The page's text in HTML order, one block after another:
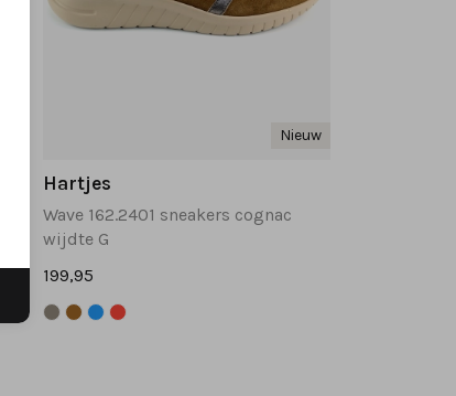
Nieuw
Hartjes
Wave 162.2401 sneakers cognac
wijdte G
199,95